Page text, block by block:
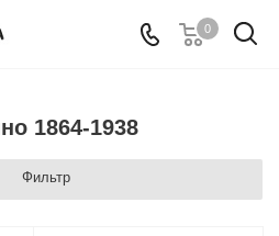
0
1864-1938
Фильтр